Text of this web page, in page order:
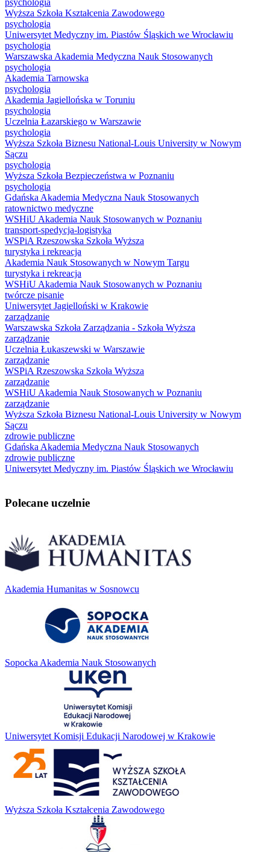
psychologia
Wyższa Szkoła Kształcenia Zawodowego
psychologia
Uniwersytet Medyczny im. Piastów Śląskich we Wrocławiu
psychologia
Warszawska Akademia Medyczna Nauk Stosowanych
psychologia
Akademia Tarnowska
psychologia
Akademia Jagiellońska w Toruniu
psychologia
Uczelnia Łazarskiego w Warszawie
psychologia
Wyższa Szkoła Biznesu National-Louis University w Nowym
Sączu
psychologia
Wyższa Szkoła Bezpieczeństwa w Poznaniu
psychologia
Gdańska Akademia Medyczna Nauk Stosowanych
ratownictwo medyczne
WSHiU Akademia Nauk Stosowanych w Poznaniu
transport-spedycja-logistyka
WSPiA Rzeszowska Szkoła Wyższa
turystyka i rekreacja
Akademia Nauk Stosowanych w Nowym Targu
turystyka i rekreacja
WSHiU Akademia Nauk Stosowanych w Poznaniu
twórcze pisanie
Uniwersytet Jagielloński w Krakowie
zarządzanie
Warszawska Szkoła Zarządzania - Szkoła Wyższa
zarządzanie
Uczelnia Łukaszewski w Warszawie
zarządzanie
WSPiA Rzeszowska Szkoła Wyższa
zarządzanie
WSHiU Akademia Nauk Stosowanych w Poznaniu
zarządzanie
Wyższa Szkoła Biznesu National-Louis University w Nowym
Sączu
zdrowie publiczne
Gdańska Akademia Medyczna Nauk Stosowanych
zdrowie publiczne
Uniwersytet Medyczny im. Piastów Śląskich we Wrocławiu
Polecane uczelnie
Akademia Humanitas w Sosnowcu
Sopocka Akademia Nauk Stosowanych
Uniwersytet Komisji Edukacji Narodowej w Krakowie
Wyższa Szkoła Kształcenia Zawodowego